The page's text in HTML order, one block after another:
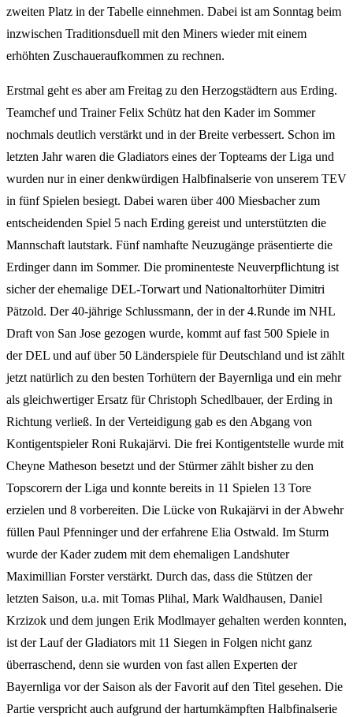
zweiten Platz in der Tabelle einnehmen. Dabei ist am Sonntag beim
inzwischen Traditionsduell mit den Miners wieder mit einem
erhöhten Zuschaueraufkommen zu rechnen.
Erstmal geht es aber am Freitag zu den Herzogstädtern aus Erding.
Teamchef und Trainer Felix Schütz hat den Kader im Sommer
nochmals deutlich verstärkt und in der Breite verbessert. Schon im
letzten Jahr waren die Gladiators eines der Topteams der Liga und
wurden nur in einer denkwürdigen Halbfinalserie von unserem TEV
in fünf Spielen besiegt. Dabei waren über 400 Miesbacher zum
entscheidenden Spiel 5 nach Erding gereist und unterstützten die
Mannschaft lautstark. Fünf namhafte Neuzugänge präsentierte die
Erdinger dann im Sommer. Die prominenteste Neuverpflichtung ist
sicher der ehemalige DEL-Torwart und Nationaltorhüter Dimitri
Pätzold. Der 40-jährige Schlussmann, der in der 4.Runde im NHL
Draft von San Jose gezogen wurde, kommt auf fast 500 Spiele in
der DEL und auf über 50 Länderspiele für Deutschland und ist zählt
jetzt natürlich zu den besten Torhütern der Bayernliga und ein mehr
als gleichwertiger Ersatz für Christoph Schedlbauer, der Erding in
Richtung verließ. In der Verteidigung gab es den Abgang von
Kontigentspieler Roni Rukajärvi. Die frei Kontigentstelle wurde mit
Cheyne Matheson besetzt und der Stürmer zählt bisher zu den
Topscorern der Liga und konnte bereits in 11 Spielen 13 Tore
erzielen und 8 vorbereiten. Die Lücke von Rukajärvi in der Abwehr
füllen Paul Pfenninger und der erfahrene Elia Ostwald. Im Sturm
wurde der Kader zudem mit dem ehemaligen Landshuter
Maximillian Forster verstärkt. Durch das, dass die Stützen der
letzten Saison, u.a. mit Tomas Plihal, Mark Waldhausen, Daniel
Krzizok und dem jungen Erik Modlmayer gehalten werden konnten,
ist der Lauf der Gladiators mit 11 Siegen in Folgen nicht ganz
überraschend, denn sie wurden von fast allen Experten der
Bayernliga vor der Saison als der Favorit auf den Titel gesehen. Die
Partie verspricht auch aufgrund der hartumkämpften Halbfinalserie